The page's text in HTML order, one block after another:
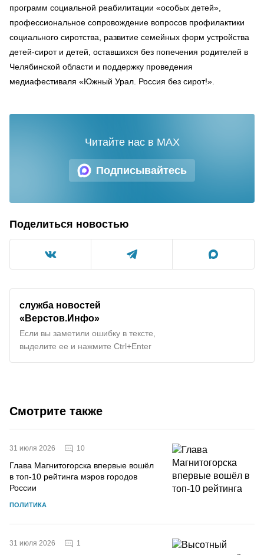
программ социальной реабилитации «особых детей»,
профессиональное сопровождение вопросов профилактики
социального сиротства, развитие семейных форм устройства
детей-сирот и детей, оставшихся без попечения родителей в
Челябинской области и поддержку проведения
медиафестиваля «Южный Урал. Россия без сирот!».
Подписывайтесь
Читайте нас в MAX
Поделиться новостью
служба новостей
«Верстов.Инфо»
Если вы заметили ошибку в тексте,
выделите ее и нажмите Ctrl+Enter
Смотрите также
31 июля 2026 10
Глава Магнитогорска впервые вошёл
в топ-10 рейтинга мэров городов
России
ПОЛИТИКА
31 июля 2026 1